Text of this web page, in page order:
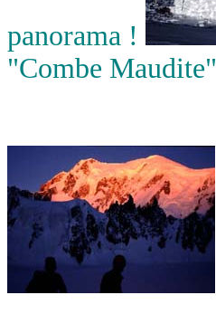
panorama !
"Combe